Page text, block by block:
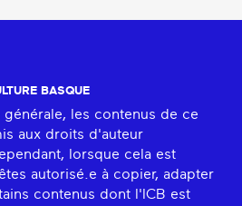
BASQUE
générale, les contenus de ce
aux droits d'auteur
lorsque cela est
autorisé.e à copier, adapter
contenus dont l'ICB est